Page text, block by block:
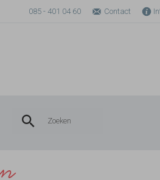
085 - 401 04 60 Contact